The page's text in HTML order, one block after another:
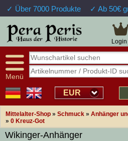
✓ Über 7000 Produkte ✓ Ab 50€
Login
Menü
EUR
Mittelalter-Shop » Schmuck » Anhänger
» 0 Kreuz-Got
Wikinger-Anhänger
Große Auswahl
Verfügbarkeitsanzeige
Sendungsverfolgung
Intelligente Navigation
Freundlicher Service
Übersicht Mittelalter-Produkte
Impressum